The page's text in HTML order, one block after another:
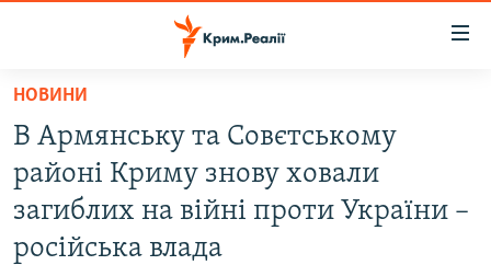
Перейти
основного
матеріалу
Перейти
до
основної
ВОДА.КРИМ
ВІДЕО ТА ФОТО
ПОЛІТИКА
НОВИНИ
В Армянську та Совєтському
районі Криму знову ховали
загиблих на війні проти України –
російська влада